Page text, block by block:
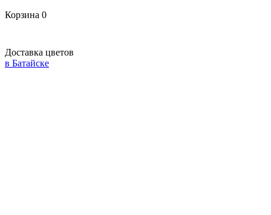
Корзина 0
Доставка цветов
в Батайске